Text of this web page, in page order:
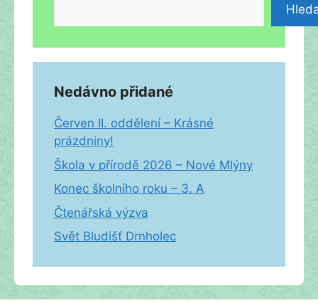
Nedávno přidané
Červen II. oddělení – Krásné
prázdniny!
Škola v přírodě 2026 – Nové Mlýny
Konec školního roku – 3. A
Čtenářská výzva
Svět Bludišť Drnholec